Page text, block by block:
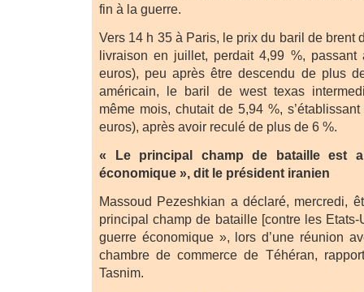
fin à la guerre.
Vers 14 h 35 à Paris, le prix du baril de brent
livraison en juillet, perdait 4,99 %, passant
euros), peu après être descendu de plus
américain, le baril de west texas
même mois, chutait de 5,94 %,
euros), après avoir reculé de plus de 6 %.
« Le principal champ de bataille est
économique », dit le président iranien
Massoud Pezeshkian a déclaré, mercredi,
principal champ de bataille [contre les Etats-
guerre économique », lors d’une réunion
chambre de commerce de Téhéran,
Tasnim.